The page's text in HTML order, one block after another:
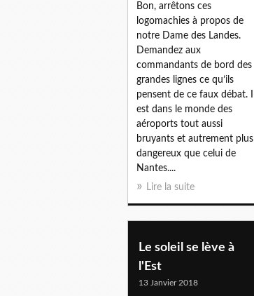
Bon, arrêtons ces
logomachies à propos de
notre Dame des Landes.
Demandez aux
commandants de bord des
grandes lignes ce qu’ils
pensent de ce faux débat. Il
est dans le monde des
aéroports tout aussi
bruyants et autrement plus
dangereux que celui de
Nantes....
Lire la suite
Le soleil se lève à
l'Est
13 Janvier 2018